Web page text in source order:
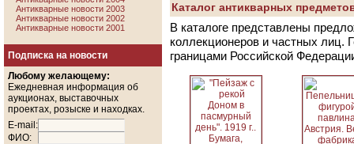
Антикварные новости 2003
Антикварные новости 2002
Антикварные новости 2001
Подписка на новости
Любому желающему:
Ежедневная информация об
аукционах, выставочных
проектах, розыске и находках.
E-mail:
ФИО:
Каталог антикварных
В каталоге представлены
коллекционеров и частных лиц.
границами Российской